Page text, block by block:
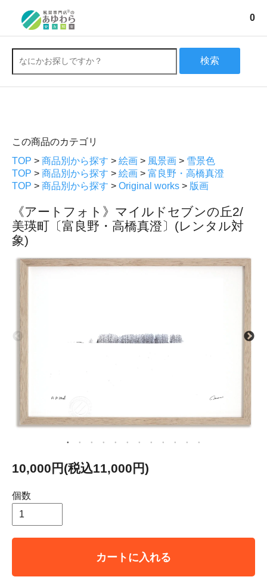
0
検索
この商品のカテゴリ
TOP > 商品別から探す > 絵画 > 風景画 > 雪景色
TOP > 商品別から探す > 絵画 > 富良野・高橋真澄
TOP > 商品別から探す > Original works > 版画
《アートフォト》マイルドセブンの丘2/
美瑛町〔富良野・高橋真澄〕(レンタル対
象)
10,000円(税込11,000円)
個数
カートに入れる